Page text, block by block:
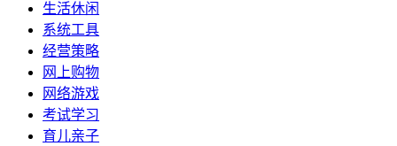
生活休闲
系统工具
经营策略
网上购物
网络游戏
考试学习
育儿亲子